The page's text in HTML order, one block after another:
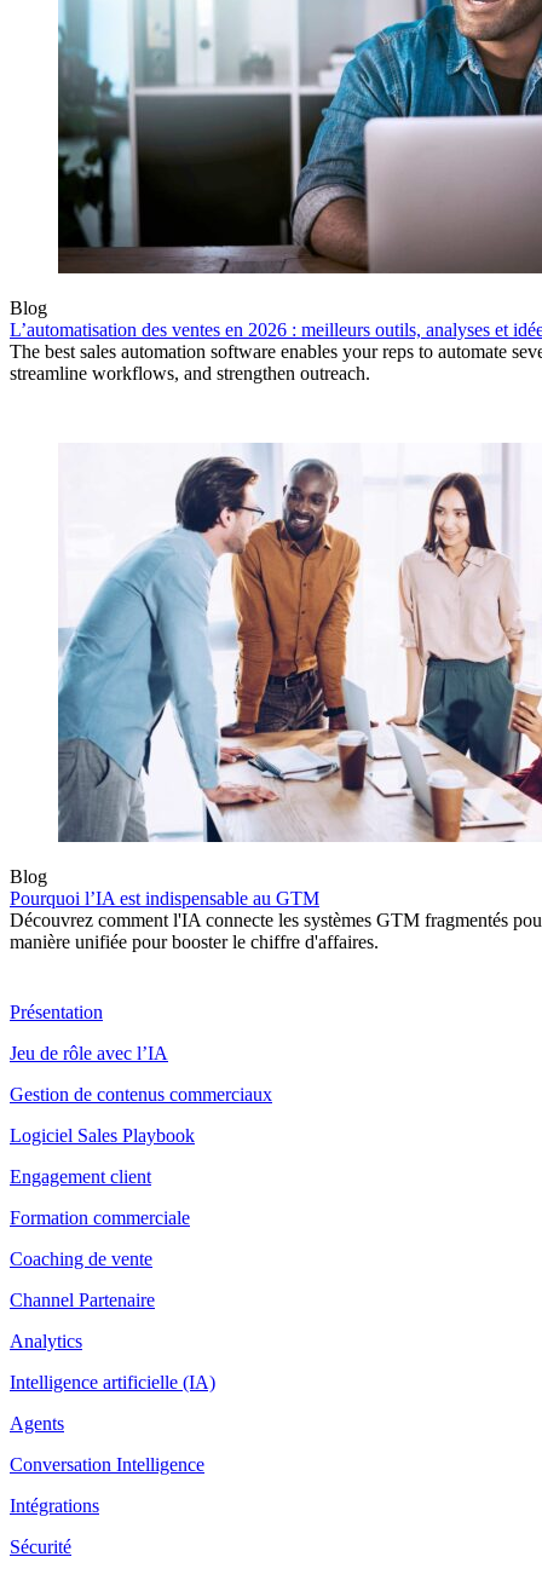
Blog
L’automatisation des ventes en 2026 : meilleurs outils, analyses et
The best sales automation software enables your reps to automate
streamline workflows, and strengthen outreach.
Blog
Pourquoi l’IA est indispensable au GTM
Découvrez comment l'IA connecte les systèmes GTM fragmentés
manière unifiée pour booster le chiffre d'affaires.
Présentation
Jeu de rôle avec l’IA
Gestion de contenus commerciaux
Logiciel Sales Playbook
Engagement client
Formation commerciale
Coaching de vente
Channel Partenaire
Analytics
Intelligence artificielle (IA)
Agents
Conversation Intelligence
Intégrations
Sécurité